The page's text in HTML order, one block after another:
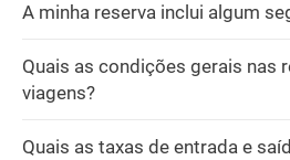
A minha reserva inclui algum
Quais as condições gerais nas
viagens?
Quais as taxas de entrada e